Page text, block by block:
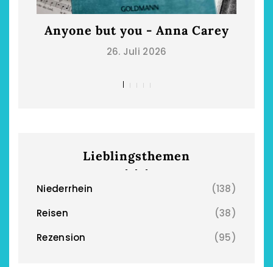
Anyone but you - Anna Carey
26. Juli 2026
Lieblingsthemen
Niederrhein
(138)
Reisen
(38)
Rezension
(95)